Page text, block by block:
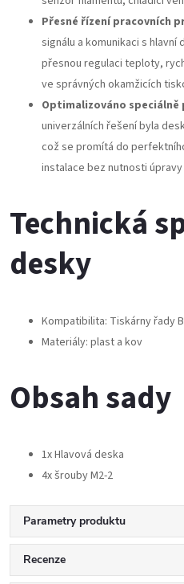
Přesné řízení pracovních
signálu a komunikaci s
přesnou regulaci teploty,
ve správných okamžicích
Optimalizováno speciálně
univerzálních řešení byla
což se promítá do
instalace bez nutnosti
Technická
desky
Kompatibilita: Tiskárny řady
Materiály: plast a kov
Obsah sady
1x Hlavová deska
4x šrouby M2-2
Parametry produktu
Recenze